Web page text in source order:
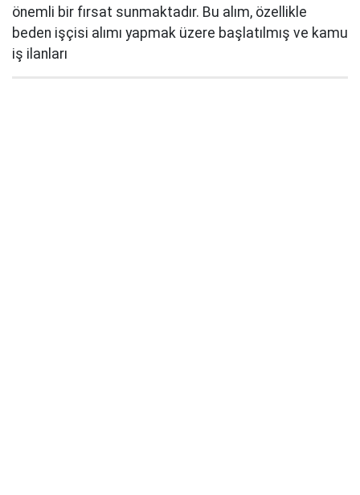
önemli bir fırsat sunmaktadır. Bu alım, özellikle
beden işçisi alımı yapmak üzere başlatılmış ve kamu
iş ilanları